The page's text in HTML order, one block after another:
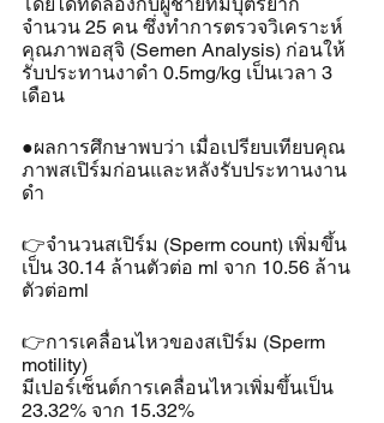
จำนวน 25 คน ซึ่งทำการตรวจวิเคราะห์
คุณภาพอสุจิ (Semen Analysis) ก่อนให้
รับประทานงาดำ 0.5mg/kg เป็นเวลา 3
เดือน
●ผลการศึกษาพบว่า เมื่อเปรียบเทียบคุณ
ภาพสเปิร์มก่อนและหลังรับประทานงาน
ดำ
👉จำนวนสเปิร์ม (Sperm count) เพิ่มขึ้น
เป็น 30.14 ล้านตัวต่อ ml จาก 10.56 ล้าน
ตัวต่อml
👉การเคลื่อนไหวของสเปิร์ม (Sperm
motility)
มีเปอร์เซ็นต์การเคลื่อนไหวเพิ่มขึ้นเป็น
23.32% จาก 15.32%